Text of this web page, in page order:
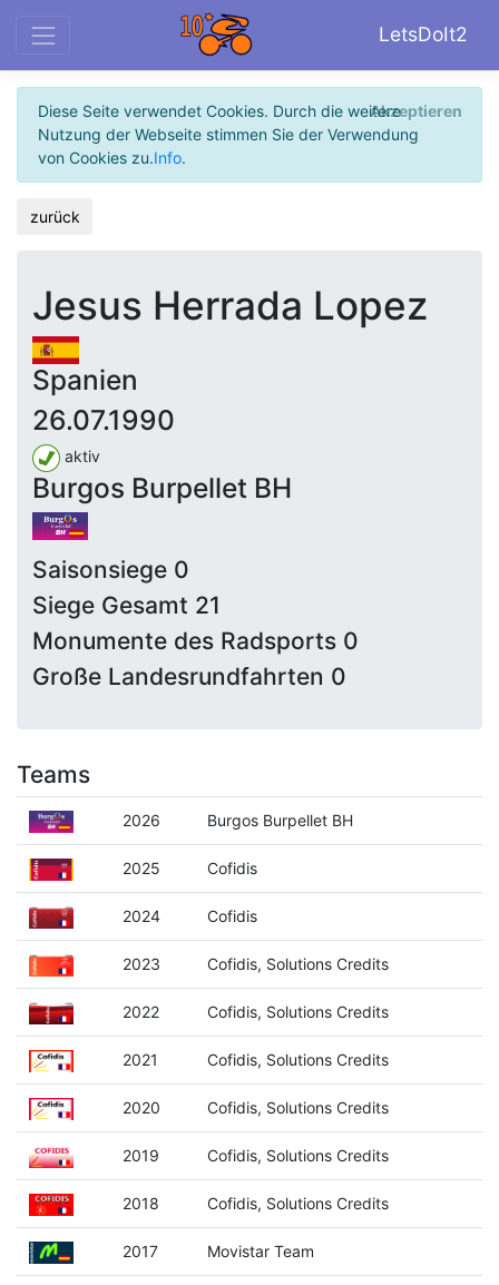
LetsDoIt2
Diese Seite verwendet Cookies. Durch die weitere
Nutzung der Webseite stimmen Sie der Verwendung
von Cookies zu.Info.
Akzeptieren
zurück
Jesus Herrada Lopez
Spanien
26.07.1990
aktiv
Burgos Burpellet BH
Saisonsiege 0
Siege Gesamt 21
Monumente des Radsports 0
Große Landesrundfahrten 0
Teams
2026 Burgos Burpellet BH
2025 Cofidis
2024 Cofidis
2023 Cofidis, Solutions Credits
2022 Cofidis, Solutions Credits
2021 Cofidis, Solutions Credits
2020 Cofidis, Solutions Credits
2019 Cofidis, Solutions Credits
2018 Cofidis, Solutions Credits
2017 Movistar Team